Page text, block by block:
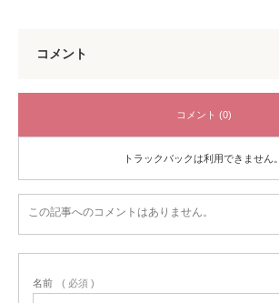
コメント
コメント (0)
トラックバックは利用できません。
この記事へのコメントはありません。
名前 ( 必須 )